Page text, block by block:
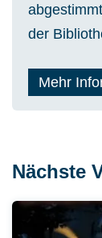
der
Mehr
Nächste